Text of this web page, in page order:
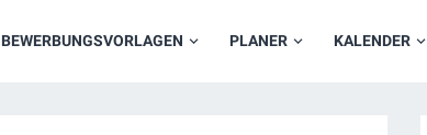
BEWERBUNGSVORLAGEN PLANER KALENDER